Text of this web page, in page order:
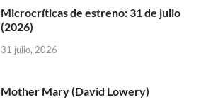
Microcríticas de estreno: 31 de julio
(2026)
31 julio, 2026
Mother Mary (David Lowery)